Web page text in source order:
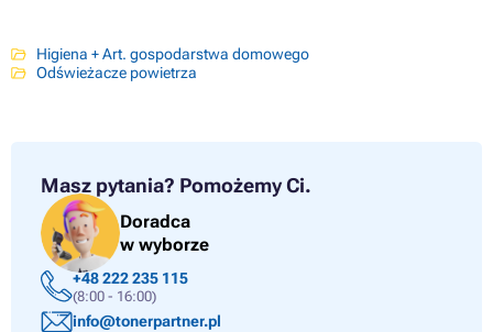
Higiena + Art. gospodarstwa domowego
Odświeżacze powietrza
Masz pytania? Pomożemy Ci.
Doradca
w wyborze
+48 222 235 115
(8:00 - 16:00)
info@tonerpartner.pl